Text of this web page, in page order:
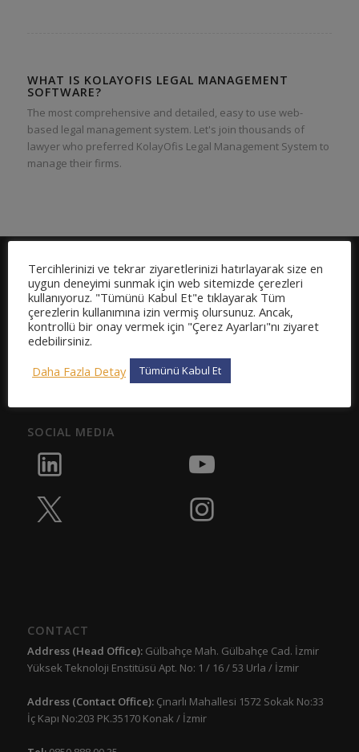
WHAT IS KOLAYOFIS LEGAL MANAGEMENT
SOFTWARE?
The most comprehensive and detailed, easy to use web-
based legal management system. Let's join thousands of
lawyer who preferred KolayOfis Legal Management System to
manage their firms.
MICRODESTEK
About
Trusted by
Contact
SOCIAL MEDIA
CONTACT
Address (Head Office):Gülbahçe Mah. Gülbahçe Cad. İzmir
Yüksek Teknoloji Enstitüsü Apt. No: 1 / 16 / 53 Urla / İzmir
Address (Contact Office): Çınarlı Mahallesi 1572 Sokak No:33
İç Kapı No:203 PK.35170 Konak / İzmir
Tercihlerinizi ve tekrar ziyaretlerinizi hatırlayarak size en
uygun deneyimi sunmak için web sitemizde çerezleri
kullanıyoruz. "Tümünü Kabul Et"e tıklayarak Tüm
çerezlerin kullanımına izin vermiş olursunuz. Ancak,
kontrollü bir onay vermek için "Çerez Ayarları"nı ziyaret
edebilirsiniz.
Daha Fazla Detay
Tümünü Kabul Et